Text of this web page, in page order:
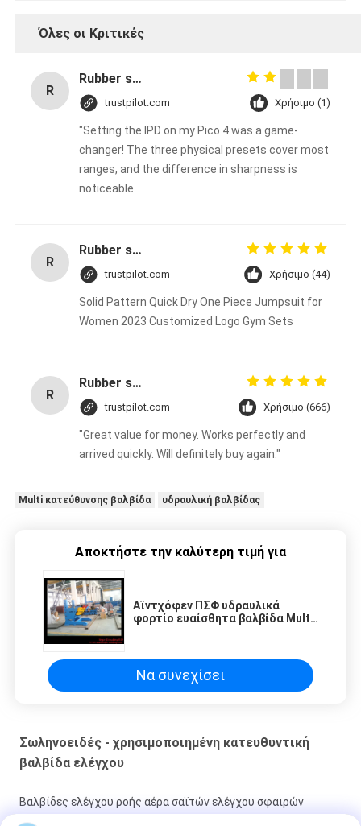
Όλες οι Κριτικές
R
Rubber solid forklift tires For material handling forklift
trustpilot.com Χρήσιμο (1)
"Setting the IPD on my Pico 4 was a game-
changer! The three physical presets cover most
ranges, and the difference in sharpness is
noticeable.
R
Rubber solid forklift tires For material handling forklift
trustpilot.com Χρήσιμο (44)
Solid Pattern Quick Dry One Piece Jumpsuit for
Women 2023 Customized Logo Gym Sets
R
Rubber solid forklift tires For material handling forklift
trustpilot.com Χρήσιμο (666)
"Great value for money. Works perfectly and
arrived quickly. Will definitely buy again."
Multi κατεύθυνσης βαλβίδα υδραυλική βαλβίδας
Αποκτήστε την καλύτερη τιμή για
Αϊντχόφεν ΠΣΦ υδραυλικά
φορτίο ευαίσθητα βαλβίδα Multi
Να συνεχίσει
Σωληνοειδές - χρησιμοποιημένη κατευθυντική
βαλβίδα ελέγχου
Βαλβίδες ελέγχου ροής αέρα σαϊτών ελέγχου σφαιρών